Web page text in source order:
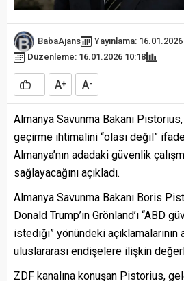
BabaAjans
Yayınlama: 16.01.2026
Düzenleme: 16.01.2026 10:18
A+ A-
Almanya Savunma Bakanı Pistorius,
geçirme ihtimalini “olası değil”
Almanya’nın adadaki güvenlik
sağlayacağını açıkladı.
Almanya Savunma Bakanı Boris
Donald Trump’ın Grönland’ı “ABD
istediği” yönündeki açıklamalarının
uluslararası endişelere ilişkin
ZDF kanalına konuşan Pistorius,